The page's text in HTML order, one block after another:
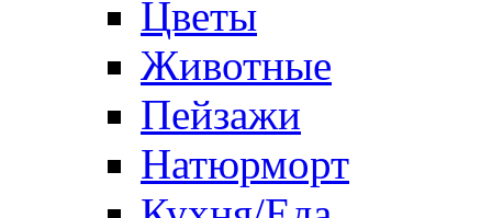
Цветы
Животные
Пейзажи
Натюрморт